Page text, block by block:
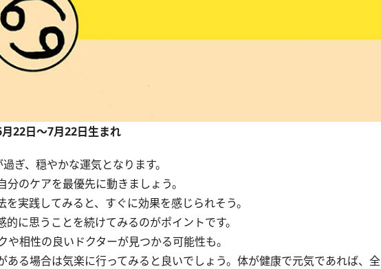
22日～7月22日生まれ
、穏やかな運気となります。
のケアを最優先に動きましょう。
実践してみると、すぐに効果を感じられそう。
に思うことを続けてみるのがポイントです。
相性の良いドクターが見つかる可能性も。
る場合は気楽に行ってみると良いでしょう。体が健康で元気であれば、全